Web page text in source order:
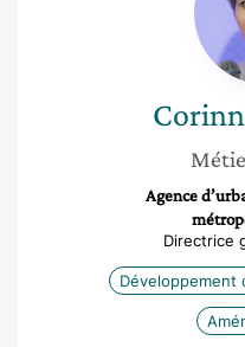
Agence
Directrice
Développement